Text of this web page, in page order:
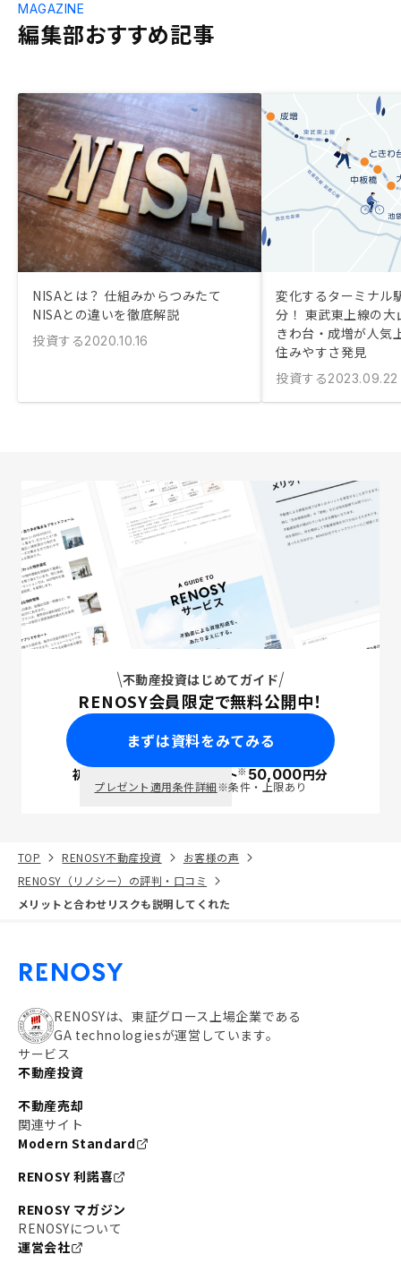
編集部おすすめ記事
MAGAZINE
NISAとは？ 仕組みからつみたて
NISAとの違いを徹底解説
投資する2020.10.16
変化するターミナル
分！ 東武東上線の
きわ台・成増が人気
住みやすさ発見
投資する2023.09.22
不動産投資はじめてガイド
RENOSY会員限定で無料公開中！
まずは資料をみてみる
初回面談で ポイント※50,000円分
プレゼント適用条件詳細※条件・上限あり
TOP RENOSY不動産投資
お客様の声
RENOSY（リノシー）の評判・口コミ
メリットと合わせリスクも説明してくれた
RENOSYは、東証グロース上場企業である
GA technologiesが運営しています。
サービス
不動産投資
不動産売却
関連サイト
Modern Standard
RENOSY 利諾喜
RENOSY マガジン
RENOSYについて
運営会社